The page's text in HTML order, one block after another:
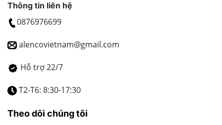
Thông tin liên hệ
0876976699
alencovietnam@gmail.com
Hỗ trợ 22/7
T2-T6: 8:30-17:30
Theo dõi chúng tôi